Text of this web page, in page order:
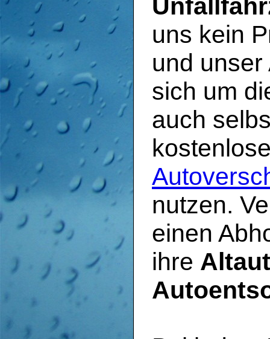
uns kein
und
sich um
auch
nutzen.
einen
ihre